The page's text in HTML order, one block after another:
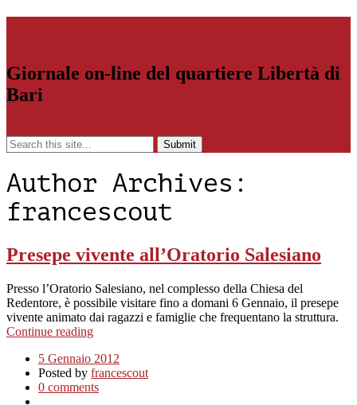
Giornale on-line del quartiere Libertà di
Bari
Author Archives:
francescout
Presepe vivente all’Oratorio Salesiano
Presso l’Oratorio Salesiano, nel complesso della Chiesa del
Redentore, è possibile visitare fino a domani 6 Gennaio, il presepe
vivente animato dai ragazzi e famiglie che frequentano la struttura.
Continue reading
5 Gennaio 2012
Posted by francescout
0 comments